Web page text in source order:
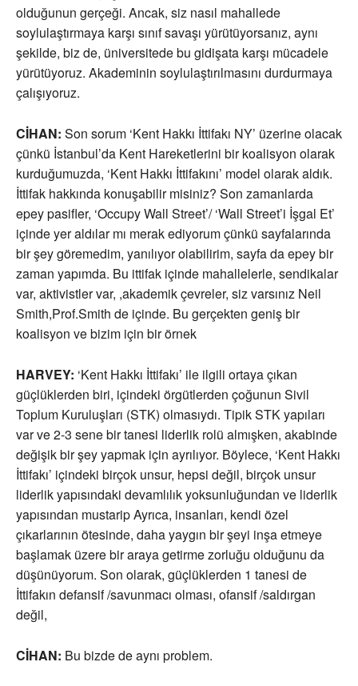
olduğunun gerçeği. Ancak, siz nasıl mahallede
soylulaştırmaya karşı sınıf savaşı yürütüyorsanız, aynı
şekilde, biz de, üniversitede bu gidişata karşı mücadele
yürütüyoruz. Akademinin soylulaştırılmasını durdurmaya
çalışıyoruz.
CİHAN: Son sorum ‘Kent Hakkı İttifakı NY’ üzerine olacak
çünkü İstanbul’da Kent Hareketlerini bir koalisyon olarak
kurduğumuzda, ‘Kent Hakkı İttifakını’ model olarak aldık.
İttifak hakkında konuşabilir misiniz? Son zamanlarda
epey pasifler, ‘Occupy Wall Street’/ ‘Wall Street’i İşgal Et’
içinde yer aldılar mı merak ediyorum çünkü sayfalarında
bir şey göremedim, yanılıyor olabilirim, sayfa da epey bir
zaman yapımda. Bu ittifak içinde mahallelerle, sendikalar
var, aktivistler var, ,akademik çevreler, siz varsınız Neil
Smith,Prof.Smith de içinde. Bu gerçekten geniş bir
koalisyon ve bizim için bir örnek
HARVEY: ‘Kent Hakkı İttifakı’ ile ilgili ortaya çıkan
güçlüklerden biri, içindeki örgütlerden çoğunun Sivil
Toplum Kuruluşları (STK) olmasıydı. Tipik STK yapıları
var ve 2-3 sene bir tanesi liderlik rolü almışken, akabinde
değişik bir şey yapmak için ayrılıyor. Böylece, ‘Kent Hakkı
İttifakı’ içindeki birçok unsur, hepsi değil, birçok unsur
liderlik yapısındaki devamlılık yoksunluğundan ve liderlik
yapısından mustarip Ayrıca, insanları, kendi özel
çıkarlarının ötesinde, daha yaygın bir şeyi inşa etmeye
başlamak üzere bir araya getirme zorluğu olduğunu da
düşünüyorum. Son olarak, güçlüklerden 1 tanesi de
İttifakın defansif /savunmacı olması, ofansif /saldırgan
değil,
CİHAN: Bu bizde de aynı problem.